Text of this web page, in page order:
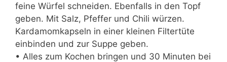
feine Würfel schneiden. Ebenfalls in den Topf
geben. Mit Salz, Pfeffer und Chili würzen.
Kardamomkapseln in einer kleinen Filtertüte
einbinden und zur Suppe geben.
• Alles zum Kochen bringen und 30 Minuten bei